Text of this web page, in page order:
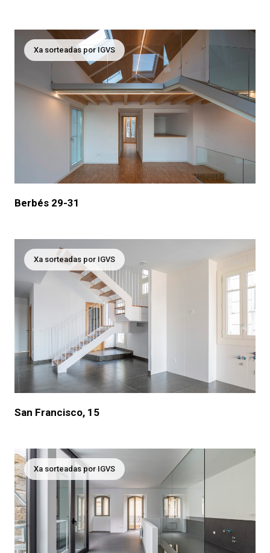
Xa sorteadas por IGVS
Berbés 29-31
Xa sorteadas por IGVS
San Francisco, 15
Xa sorteadas por IGVS